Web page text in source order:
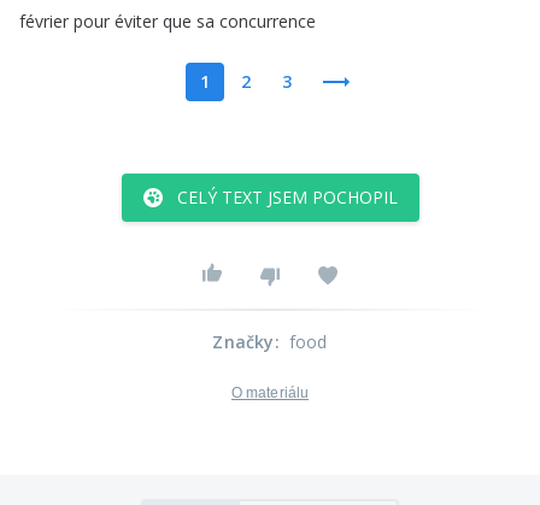
février pour éviter que sa concurrence
1 2 3
CELÝ TEXT JSEM POCHOPIL
Značky: food
O materiálu